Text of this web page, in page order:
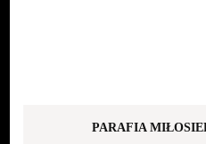
PARAFIA